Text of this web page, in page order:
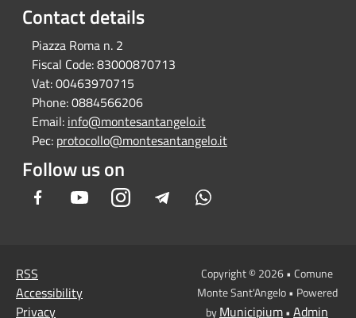
Contact details
Piazza Roma n. 2
Fiscal Code:83000870713
Vat:00463970715
Phone:0884566206
Email: info@montesantangelo.it
Pec: protocollo@montesantangelo.it
Follow us on
Facebook YoutubeInstagram Telegram
RSS
Accessibility
Privacy
Copyright © 2026 • Comune
Monte Sant'Angelo • Powered
byMunicipium• Admin